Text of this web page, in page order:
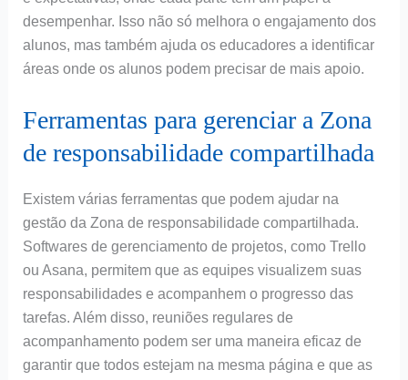
desempenhar. Isso não só melhora o engajamento dos
alunos, mas também ajuda os educadores a identificar
áreas onde os alunos podem precisar de mais apoio.
Ferramentas para gerenciar a Zona
de responsabilidade compartilhada
Existem várias ferramentas que podem ajudar na
gestão da Zona de responsabilidade compartilhada.
Softwares de gerenciamento de projetos, como Trello
ou Asana, permitem que as equipes visualizem suas
responsabilidades e acompanhem o progresso das
tarefas. Além disso, reuniões regulares de
acompanhamento podem ser uma maneira eficaz de
garantir que todos estejam na mesma página e que as